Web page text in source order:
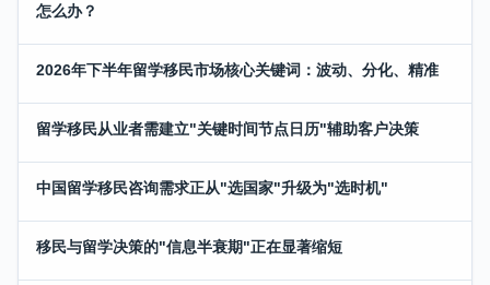
怎么办？
2026年下半年留学移民市场核心关键词：波动、分化、精准
留学移民从业者需建立"关键时间节点日历"辅助客户决策
中国留学移民咨询需求正从"选国家"升级为"选时机"
移民与留学决策的"信息半衰期"正在显著缩短